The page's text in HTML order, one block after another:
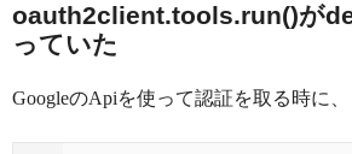
oauth2client.tools.run()が
っていた
GoogleのApiを使って認証を取る時に